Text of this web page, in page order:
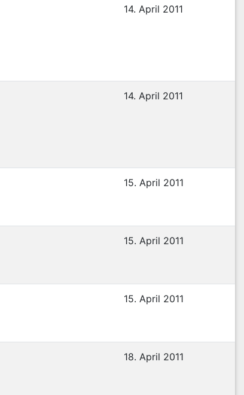
14. April 2011
14. April 2011
15. April 2011
15. April 2011
15. April 2011
18. April 2011